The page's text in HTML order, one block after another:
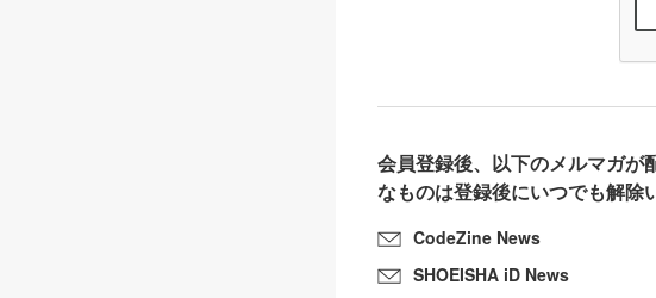
会員登録後、以下のメルマガが
なものは登録後にいつでも解除
CodeZine News
SHOEISHA iD News